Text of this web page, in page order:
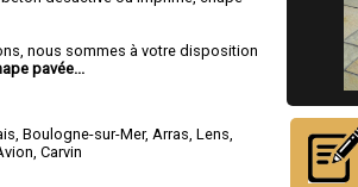
nous sommes à votre disposition
pavée...
,Boulogne-sur-Mer,Arras,Lens,
,Carvin